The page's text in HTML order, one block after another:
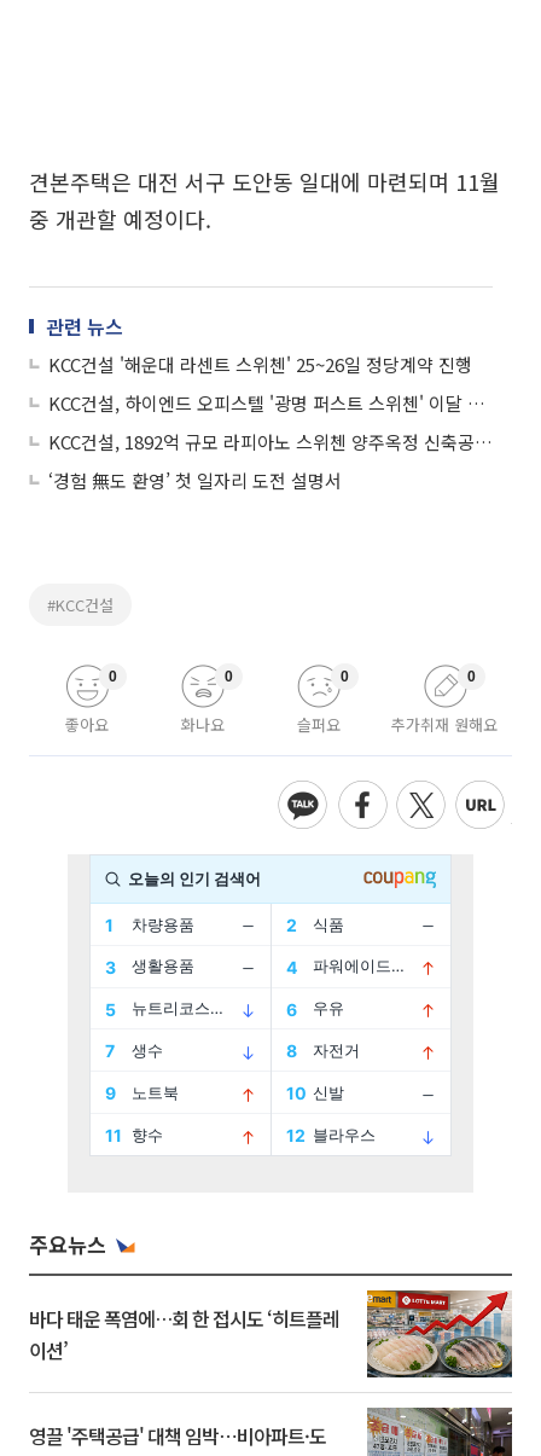
견본주택은 대전 서구 도안동 일대에 마련되며 11월
중 개관할 예정이다.
관련 뉴스
KCC건설 '해운대 라센트 스위첸' 25~26일 정당계약 진행
KCC건설, 하이엔드 오피스텔 '광명 퍼스트 스위첸' 이달 분양
KCC건설, 1892억 규모 라피아노 스위첸 양주옥정 신축공사 공급계약 체결
‘경험 無도 환영’ 첫 일자리 도전 설명서
#KCC건설
좋아요
0
화나요
0
슬퍼요
0
추가취재 원해요
0
주요뉴스
바다 태운 폭염에…회 한 접시도 ‘히트플레
이션’
영끌 '주택공급' 대책 임박⋯비아파트·도